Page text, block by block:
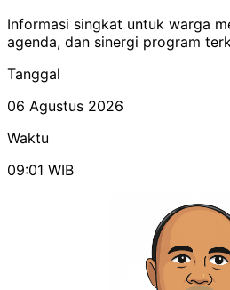
Informasi singkat untuk warga
agenda, dan sinergi program
Tanggal
06 Agustus 2026
Waktu
09:01 WIB